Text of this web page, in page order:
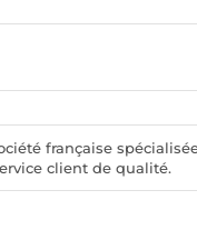
française
client de qualité.